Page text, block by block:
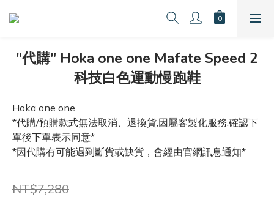
"代購" Hoka one one Mafate Speed 2
科技白色運動慢跑鞋
Hoka one one
*代購/預購款式無法取消、退換貨,因屬客製化服務,確認下
單後下單表示同意*
*因代購有可能遇到斷貨或缺貨，會經由官網訊息通知*
NT$7,280